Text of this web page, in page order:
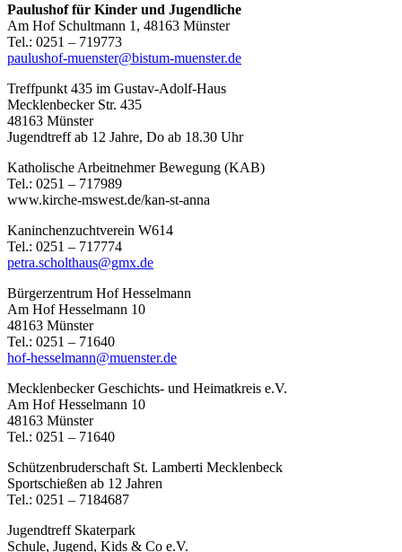
Paulushof für Kinder und Jugendliche
Am Hof Schultmann 1, 48163 Münster
Tel.: 0251 – 719773
paulushof-muenster@bistum-muenster.de
Treffpunkt 435 im Gustav-Adolf-Haus
Mecklenbecker Str. 435
48163 Münster
Jugendtreff ab 12 Jahre, Do ab 18.30 Uhr
Katholische Arbeitnehmer Bewegung (KAB)
Tel.: 0251 – 717989
www.kirche-mswest.de/kan-st-anna
Kaninchenzuchtverein W614
Tel.: 0251 – 717774
petra.scholthaus@gmx.de
Bürgerzentrum Hof Hesselmann
Am Hof Hesselmann 10
48163 Münster
Tel.: 0251 – 71640
hof-hesselmann@muenster.de
Mecklenbecker Geschichts- und Heimatkreis e.V.
Am Hof Hesselmann 10
48163 Münster
Tel.: 0251 – 71640
Schützenbruderschaft St. Lamberti Mecklenbeck
Sportschießen ab 12 Jahren
Tel.: 0251 – 7184687
Jugendtreff Skaterpark
Schule, Jugend, Kids & Co e.V.